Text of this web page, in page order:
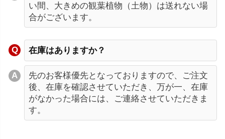
い間、大きめの観葉植物（土物）は送れない場
合がございます。
在庫はありますか？
先のお客様優先となっておりますので、ご注文
後、在庫を確認させていただき、万が一、在庫
がなかった場合には、ご連絡させていただきま
す。